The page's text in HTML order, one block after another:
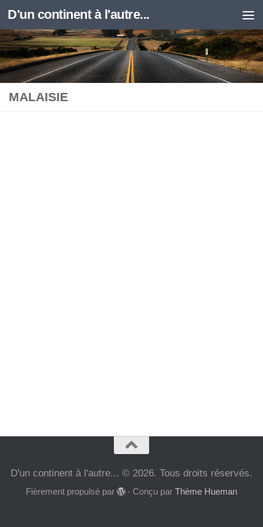
Skip to content
D'un continent à l'autre...
MALAISIE
D'un continent à l'autre... © 2026. Tous droits réservés.
Fièrement propulsé par - Conçu parThème Hueman